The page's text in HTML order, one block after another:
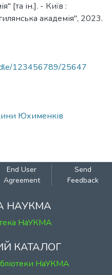
[та ін.]. - Київ :
академія", 2023.
123456789/25647
Юхименків
End User
Agreement
Send
Feedback
НАУКМА
НаУКМА
КАТАЛОГ
НаУКМА